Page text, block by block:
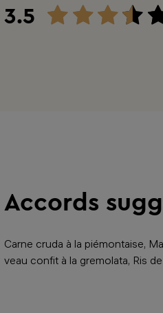
3.5
Accords
Carne cruda à la piémontaise,
veau confit à la gremolata, Ris de